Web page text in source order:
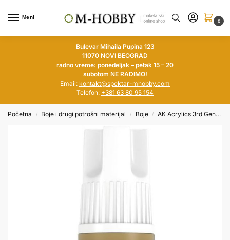
Meni
0
Bulevar Mihaila Pupina 123
11070 NOVI BEOGRAD
radno vreme: ponedeljak – petak 15 – 20
subotom NE RADIMO!
Email: kontakt@spektar-mhobby.com
Telefon: +381 63 80 95 154
Početna / Boje i drugi potrošni materijal / Boje / AK Acrylics 3rd Generation